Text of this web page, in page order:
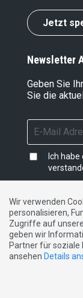
Jetzt
Newsletter
Geben Sie
Sie die
Ich habe
Impressum|
DE FR
Wir verwenden
personalisieren,
Zugriffe auf
geben wir
Partner für soziale
ansehen Details